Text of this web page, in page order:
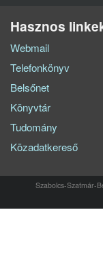
Hasznos
Webmail
Telefonkönyv
Belsőnet
Könyvtár
Tudomány
Közadatkereső
Szabolcs-Szatmár-